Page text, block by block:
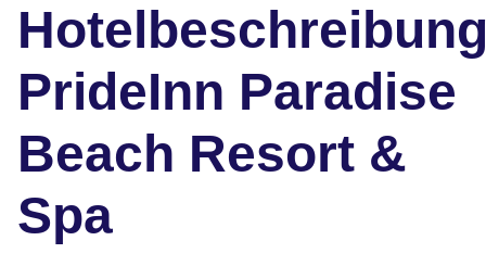
PrideInn Paradise
Beach Resort &
Spa